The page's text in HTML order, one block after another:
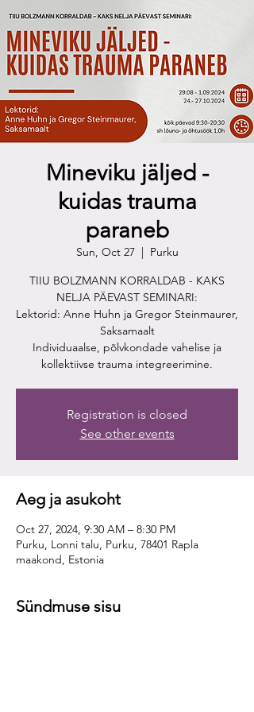
Mineviku jäljed -
kuidas trauma
paraneb
Sun, Oct 27
  |
Purku
TIIU BOLZMANN KORRALDAB - KAKS
NELJA PÄEVAST SEMINARI:
Lektorid: Anne Huhn ja Gregor Steinmaurer,
Saksamaalt
Individuaalse, põlvkondade vahelise ja
Registration is closed
See other events
Aeg ja asukoht
Oct 27, 2024, 9:30 AM – 8:30 PM
Purku, Lonni talu, Purku, 78401 Rapla
maakond, Estonia
Sündmuse sisu